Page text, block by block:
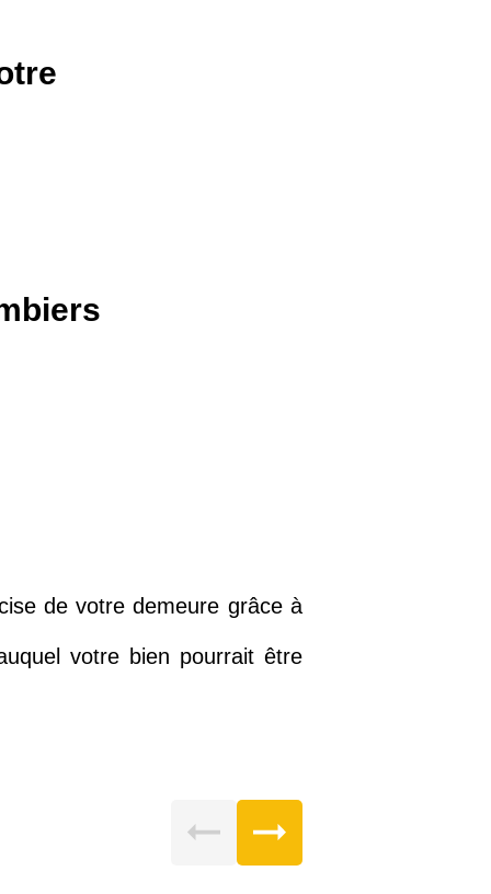
de votre demeure grâce à
votre bien pourrait être